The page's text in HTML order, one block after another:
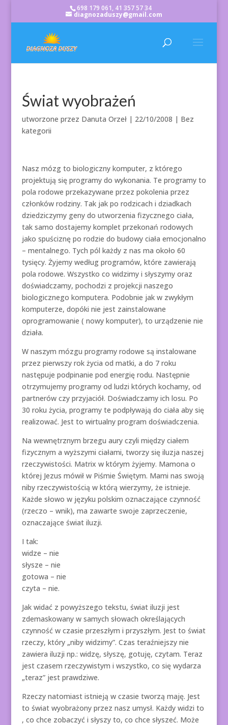
698 179 061, 41 357 57 34
diagnozaduszy@gmail.com
Świat wyobrażeń
utworzone przez Danuta Orzeł| 22/10/2008 | Bez
kategorii
Nasz mózg to biologiczny komputer, z którego
projektują się programy do wykonania. Te programy to
pola rodowe przekazywane przez pokolenia przez
członków rodziny. Tak jak po rodzicach i dziadkach
dziedziczymy geny do utworzenia fizycznego ciała,
tak samo dostajemy komplet przekonań rodowych
jako spuściznę po rodzie do budowy ciała emocjonalno
– mentalnego. Tych pól każdy z nas ma około 60
tysięcy. Żyjemy według programów, które zawierają
pola rodowe. Wszystko co widzimy i słyszymy oraz
doświadczamy, pochodzi z projekcji naszego
biologicznego komputera. Podobnie jak w zwykłym
komputerze, dopóki nie jest zainstalowane
oprogramowanie ( nowy komputer), to urządzenie nie
działa.
W naszym mózgu programy rodowe są instalowane
przez pierwszy rok życia od matki, a do 7 roku
następuje podpinanie pod energię rodu. Następnie
otrzymujemy programy od ludzi których kochamy, od
partnerów czy przyjaciół. Doświadczamy ich losu. Po
30 roku życia, programy te podpływają do ciała aby się
realizować. Jest to wirtualny program doświadczenia.
Na wewnętrznym brzegu aury czyli między ciałem
fizycznym a wyższymi ciałami, tworzy się iluzja naszej
rzeczywistości. Matrix w którym żyjemy. Mamona o
której Jezus mówił w Piśmie Świętym. Mami nas swoją
niby rzeczywistością w którą wierzymy, że istnieje.
Każde słowo w języku polskim oznaczające czynność
(rzeczo – wnik), ma zawarte swoje zaprzeczenie,
oznaczające świat iluzji.
I tak:
widze – nie
słysze – nie
gotowa – nie
czyta – nie.
Jak widać z powyższego tekstu, świat iluzji jest
zdemaskowany w samych słowach określających
czynność w czasie przeszłym i przyszłym. Jest to świat
rzeczy, który „niby widzimy”. Czas teraźniejszy nie
zawiera iluzji np.: widzę, słyszę, gotuję, czytam. Teraz
jest czasem rzeczywistym i wszystko, co się wydarza
„teraz” jest prawdziwe.
Rzeczy natomiast istnieją w czasie tworzą maję. Jest
to świat wyobrażony przez nasz umysł. Każdy widzi to
, co chce zobaczyć i słyszy to, co chce słyszeć. Może